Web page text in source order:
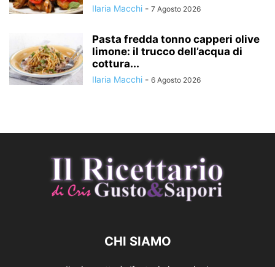
Ilaria Macchi - 7 Agosto 2026
Pasta fredda tonno capperi olive
limone: il trucco dell’acqua di
cottura...
Ilaria Macchi - 6 Agosto 2026
CHI SIAMO